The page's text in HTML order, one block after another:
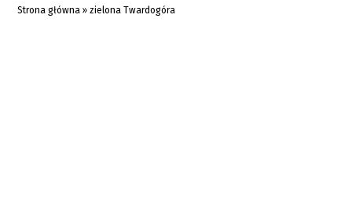
Strona główna »zielona Twardogóra